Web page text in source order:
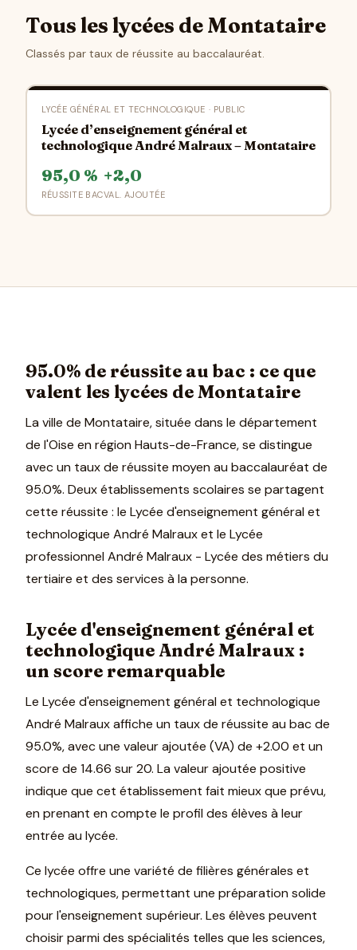
Tous les lycées de Montataire
Classés par taux de réussite au baccalauréat.
LYCÉE GÉNÉRAL ET TECHNOLOGIQUE · PUBLIC
Lycée d’enseignement général et
technologique André Malraux – Montataire
95,0 %
RÉUSSITE BAC
+2,0
VAL. AJOUTÉE
95.0% de réussite au bac : ce que
valent les lycées de Montataire
La ville de Montataire, située dans le département
de l'Oise en région Hauts-de-France, se distingue
avec un taux de réussite moyen au baccalauréat de
95.0%. Deux établissements scolaires se partagent
cette réussite : le Lycée d'enseignement général et
technologique André Malraux et le Lycée
professionnel André Malraux - Lycée des métiers du
tertiaire et des services à la personne.
Lycée d'enseignement général et
technologique André Malraux :
un score remarquable
Le Lycée d'enseignement général et technologique
André Malraux affiche un taux de réussite au bac de
95.0%, avec une valeur ajoutée (VA) de +2.00 et un
score de 14.66 sur 20. La valeur ajoutée positive
indique que cet établissement fait mieux que prévu,
en prenant en compte le profil des élèves à leur
entrée au lycée.
Ce lycée offre une variété de filières générales et
technologiques, permettant une préparation solide
pour l'enseignement supérieur. Les élèves peuvent
choisir parmi des spécialités telles que les sciences,